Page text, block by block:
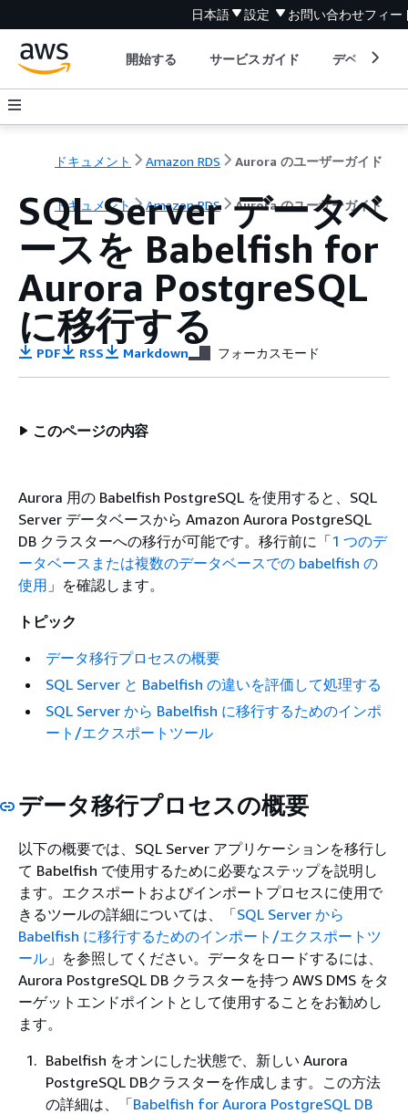
日本語 設定 お問い合わせフィー
開始する サービスガイド デベロッパ
ドキュメント Amazon RDS Aurora のユーザーガイド
ドキュメント Amazon RDS Aurora のユーザーガイド
SQL Server データベ
ースを Babelfish for
Aurora PostgreSQL
に移行する
PDF RSS Markdown フォーカスモード
このページの内容
Aurora 用の Babelfish PostgreSQL を使用すると、SQL
Server データベースから Amazon Aurora PostgreSQL
DB クラスターへの移行が可能です。移行前に「1 つのデ
ータベースまたは複数のデータベースでの babelfish の
使用 」を確認します。
トピック
データ移行プロセスの概要
SQL Server と Babelfish の違いを評価して処理する
SQL Server から Babelfish に移行するためのインポ
ート/エクスポートツール
データ移行プロセスの概要
以下の概要では、SQL Server アプリケーションを移行し
て Babelfish で使用するために必要なステップを説明し
ます。エクスポートおよびインポートプロセスに使用で
きるツールの詳細については、「SQL Server から
Babelfish に移行するためのインポート/エクスポートツ
ール 」を参照してください。データをロードするには、
Aurora PostgreSQL DB クラスターを持つ AWS DMS をタ
ーゲットエンドポイントとして使用することをお勧めし
ます。
Babelfish をオンにした状態で、新しい Aurora
PostgreSQL DBクラスターを作成します。この方法
の詳細は、「Babelfish for Aurora PostgreSQL DB